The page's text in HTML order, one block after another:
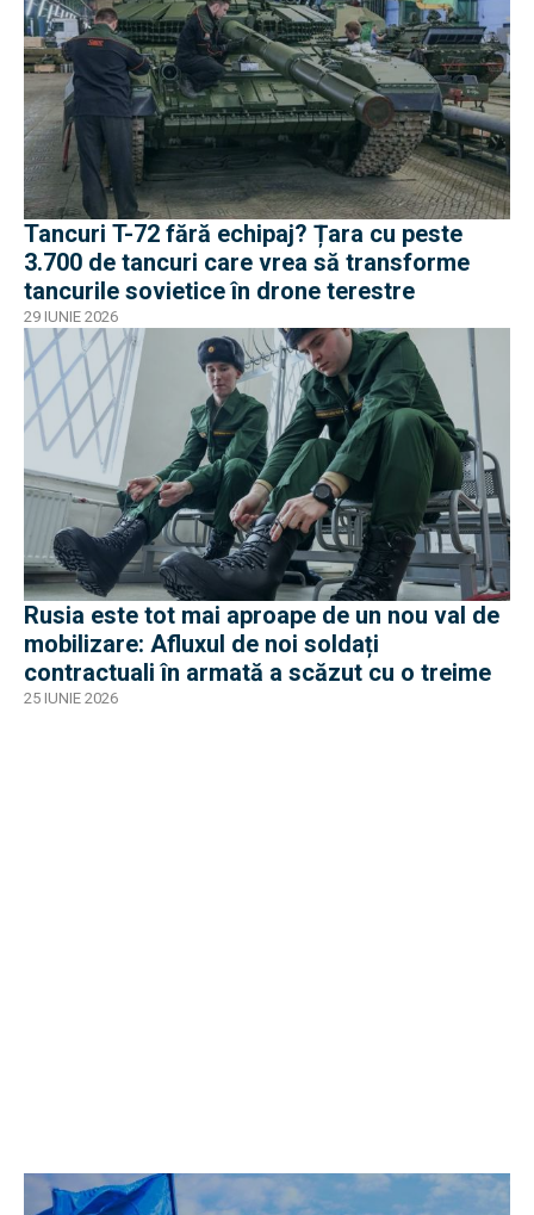
Tancuri T-72 fără echipaj? Țara cu peste
3.700 de tancuri care vrea să transforme
tancurile sovietice în drone terestre
29 IUNIE 2026
Rusia este tot mai aproape de un nou val de
mobilizare: Afluxul de noi soldați
contractuali în armată a scăzut cu o treime
25 IUNIE 2026